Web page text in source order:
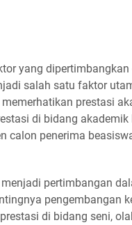
yang
salah satu faktor
prestasi
di bidang
calon penerima
pertimbangan
pengembangan
di bidang seni,